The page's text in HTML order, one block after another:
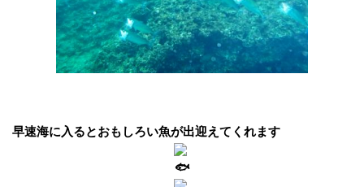
早速海に入るとおもしろい魚が出迎えてくれます